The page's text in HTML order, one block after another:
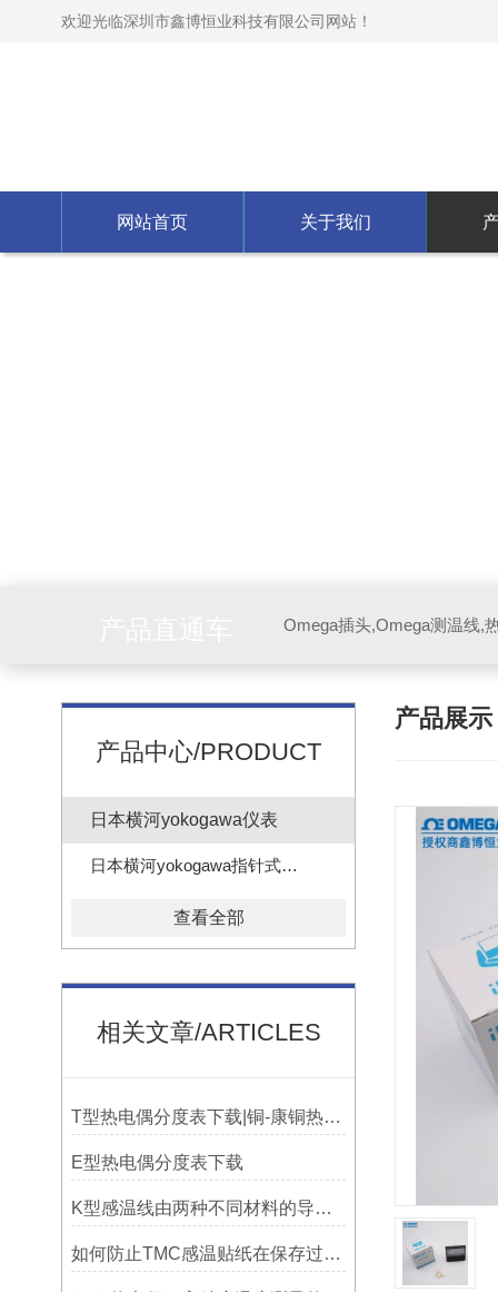
欢迎光临深圳市鑫博恒业科技有限公司网站！
网站首页 关于我们
产品中心/PRODUCT
日本横河yokogawa仪表
日本横河yokogawa指针式电压电流表头
查看全部
相关文章/ARTICLES
T型热电偶分度表下载|铜-康铜热电偶分度表下载
E型热电偶分度表下载
K型感温线由两种不同材料的导线组成
如何防止TMC感温贴纸在保存过程中损坏？
产品展示